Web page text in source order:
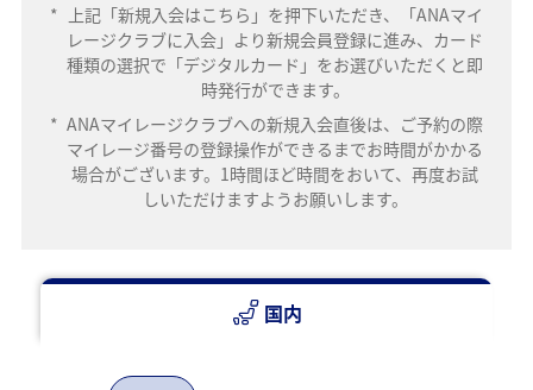
*
上記「新規入会はこちら」を押下いただき、「ANAマイ
レージクラブに入会」より新規会員登録に進み、カード
種類の選択で「デジタルカード」をお選びいただくと即
時発行ができます。
* ANAマイレージクラブへの新規入会直後は、ご予約の際
マイレージ番号の登録操作ができるまでお時間がかかる
場合がございます。1時間ほど時間をおいて、再度お試
しいただけますようお願いします。
国内